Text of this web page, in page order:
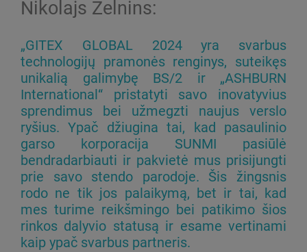
Nikolajs Želnins:
„GITEX GLOBAL 2024 yra svarbus
technologijų pramonės renginys, suteikęs
unikalią galimybę BS/2 ir „ASHBURN
International“ pristatyti savo inovatyvius
sprendimus bei užmegzti naujus verslo
ryšius. Ypač džiugina tai, kad pasaulinio
garso korporacija SUNMI pasiūlė
bendradarbiauti ir pakvietė mus prisijungti
prie savo stendo parodoje. Šis žingsnis
rodo ne tik jos palaikymą, bet ir tai, kad
mes turime reikšmingo bei patikimo šios
rinkos dalyvio statusą ir esame vertinami
kaip ypač svarbus partneris.